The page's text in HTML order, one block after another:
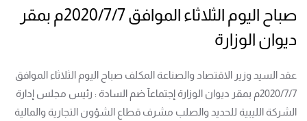
صباح اليوم الثلاثاء الموافق 2020/7/7م بمقر
ديوان الوزارة
عقد السيد وزير الاقتصاد والصناعة المكلف صباح اليوم الثلاثاء الموافق
2020/7/7م بمقر ديوان الوزارة إجتماعآ ضم السادة : رئيس مجلس إدارة
الشركة الليبية للحديد والصلب مشرف قطاع الشؤون التجارية والمالية